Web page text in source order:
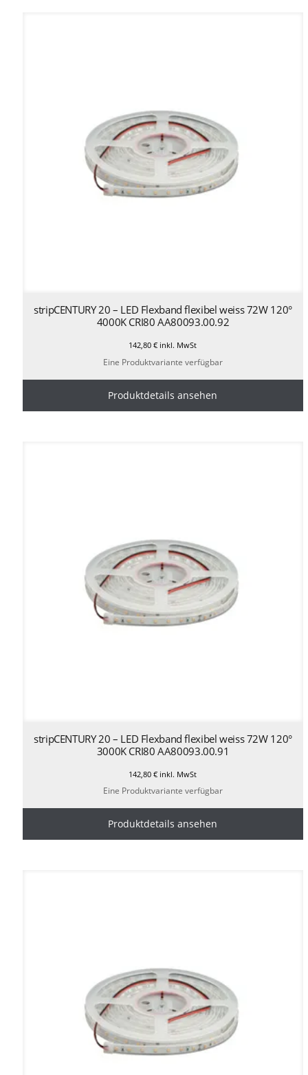
stripCENTURY 20 – LED Flexband flexibel weiss 72W 120°
4000K CRI80 AA80093.00.92
142,80€ inkl. MwSt
Eine Produktvariante verfügbar
Produktdetails ansehen
stripCENTURY 20 – LED Flexband flexibel weiss 72W 120°
3000K CRI80 AA80093.00.91
142,80€ inkl. MwSt
Eine Produktvariante verfügbar
Produktdetails ansehen